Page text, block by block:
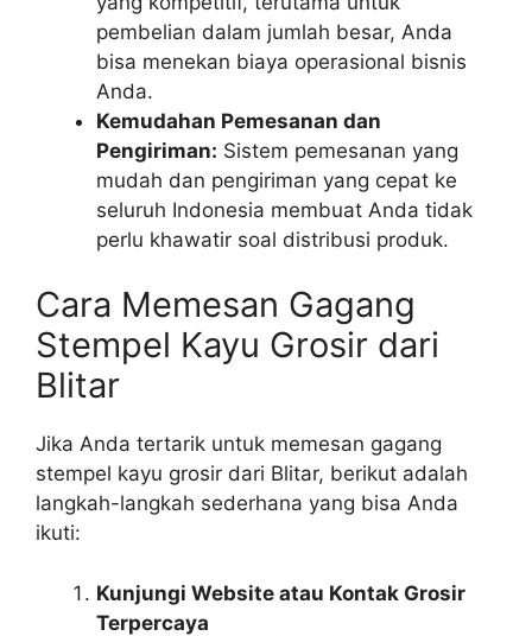
pembelian dalam jumlah besar, Anda
bisa menekan biaya operasional bisnis
Anda.
Kemudahan Pemesanan dan
Pengiriman: Sistem pemesanan yang
mudah dan pengiriman yang cepat ke
seluruh Indonesia membuat Anda tidak
perlu khawatir soal distribusi produk.
Cara Memesan Gagang
Stempel Kayu Grosir dari
Blitar
Jika Anda tertarik untuk memesan gagang
stempel kayu grosir dari Blitar, berikut adalah
langkah-langkah sederhana yang bisa Anda
ikuti:
Kunjungi Website atau Kontak Grosir
Terpercaya